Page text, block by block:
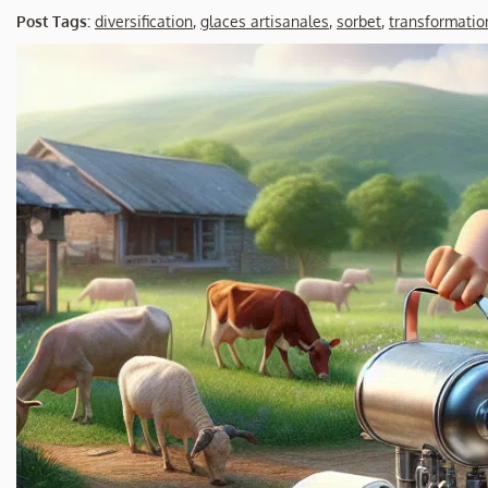
Post Tags: diversification, glaces artisanales, sorbet,